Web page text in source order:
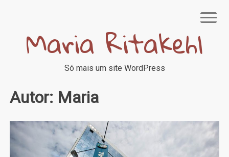
Maria Ritakehl
Só mais um site WordPress
FALE COMIGO
Autor: Maria